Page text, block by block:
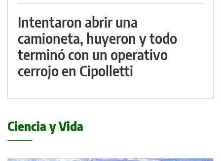
Intentaron abrir una
camioneta, huyeron y todo
terminó con un operativo
cerrojo en Cipolletti
Ciencia y Vida